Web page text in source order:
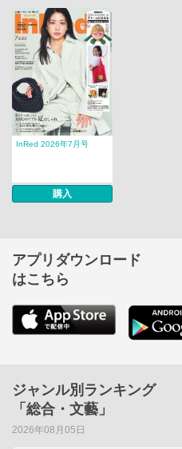
InRed 2026年7月号
購入
アプリダウンロード
はこちら
ジャンル別ランキング
「総合・文藝」
2026年08月05日